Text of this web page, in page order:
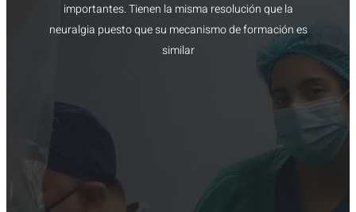
importantes. Tienen la misma resolución que la
neuralgia puesto que su mecanismo de formación es
similar